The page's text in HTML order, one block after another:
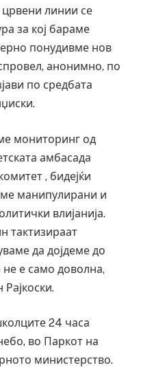
линии се
за кој бараме
понудивме нов
анонимно, по
по средбата
мониторинг од
амбасада
, бидејќи
манипулирани и
влијанија.
тактизираат
да дојдеме до
е само доволна,
24 часа
во Паркот на
министерство.